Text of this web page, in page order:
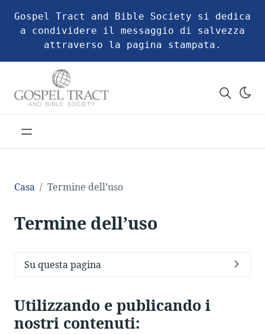
Gospel Tract and Bible Society si dedica
a condividere il messaggio di salvezza
attraverso la pagina stampata.
Casa Termine dell’uso
Termine dell’uso
Su questa pagina
Utilizzando e publicando i
nostri contenuti: